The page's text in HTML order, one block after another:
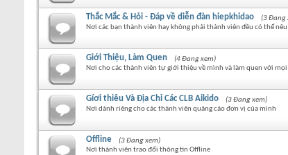
Thắc Mắc & Hỏi - Đáp về diễn đàn hiepkhidao
(3 Đang
Nơi các bạn thành viên hay không phải thành viên đều có thể
Giới Thiệu, Làm Quen
(4 Đang xem)
Nơi cho các thành viên tự giới thiệu về mình và làm quen với
Gíơi thiêu Và Địa Chỉ Các CLB Aikido
(3 Đang xem)
Nơi dành riêng cho các thành viên quảng cáo đơn vị của mình
Offline
(3 Đang xem)
Nơi thành viên trao đổi thông tin Offline